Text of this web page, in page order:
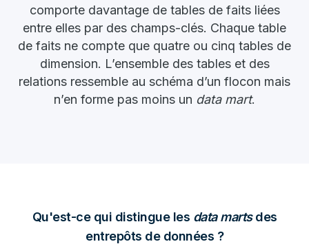
comporte davantage de tables de faits liées
entre elles par des champs-clés. Chaque table
de faits ne compte que quatre ou cinq tables de
dimension. L’ensemble des tables et des
relations ressemble au schéma d’un flocon mais
n’en forme pas moins un data mart.
Qu'est-ce qui distingue les data martsdes
entrepôts de données ?